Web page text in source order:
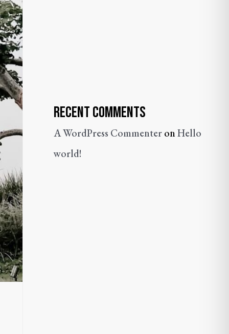
Recent Comments
A WordPress CommenteronHello
world!